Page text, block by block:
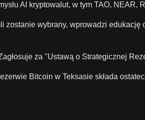
AI kryptowalut, w tym TAO, NEAR,
zostanie wybrany, wprowadzi edukację
za "Ustawą o Strategicznej
Bitcoin w Teksasie składa